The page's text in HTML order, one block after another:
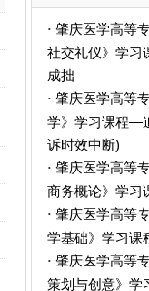
· 肇庆医学高等
社交礼仪》学习
成拙
· 肇庆医学高等
学》学习课程—
诉时效中断)
· 肇庆医学高等
商务概论》学
· 肇庆医学高等
学基础》学习课
· 肇庆医学高等
策划与创意》